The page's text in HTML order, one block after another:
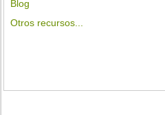
Blog
Otros recursos...